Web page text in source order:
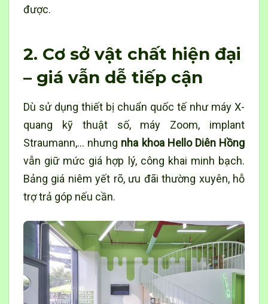
được.
2. Cơ sở vật chất hiện đại
– giá vẫn dễ tiếp cận
Dù sử dụng thiết bị chuẩn quốc tế như máy X-
quang kỹ thuật số, máy Zoom, implant
Straumann,… nhưng nha khoa Hello Diên Hồng
vẫn giữ mức giá hợp lý, công khai minh bạch.
Bảng giá niêm yết rõ, ưu đãi thường xuyên, hỗ
trợ trả góp nếu cần.